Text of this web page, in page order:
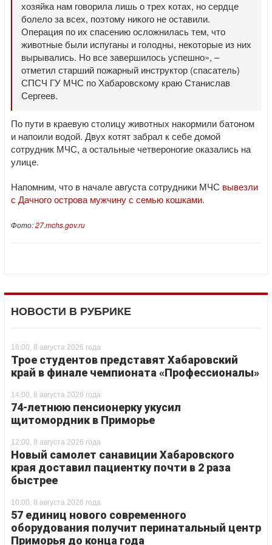
хозяйка нам говорила лишь о трех котах, но сердце
болело за всех, поэтому никого не оставили.
Операция по их спасению осложнилась тем, что
животные были испуганы и голодны, некоторые из них
вырывались. Но все завершилось успешно», –
отметил старший пожарный инструктор (спасатель)
СПСЧ ГУ МЧС по Хабаровскому краю Станислав
Сергеев.
По пути в краевую столицу животных накормили батоном
и напоили водой. Двух котят забрал к себе домой
сотрудник МЧС, а остальные четвероногие оказались на
улице.
Напомним, что в начале августа сотрудники МЧС вывезли
с Дачного острова мужчину с семью кошками.
Фото:27.mchs.gov.ru
НОВОСТИ В РУБРИКЕ
16:00, 8 августа 2026 года
Трое студентов представят Хабаровский
край в финале чемпионата «Профессионалы»
14:00, 8 августа 2026 года
74-летнюю пенсионерку укусил
щитомордник в Приморье
12:00, 8 августа 2026 года
Новый самолет санавиции Хабаровского
края доставил пациентку почти в 2 раза
быстрее
10:00, 8 августа 2026 года
57 единиц нового современного
оборудования получит перинатальный центр
Приморья до конца года